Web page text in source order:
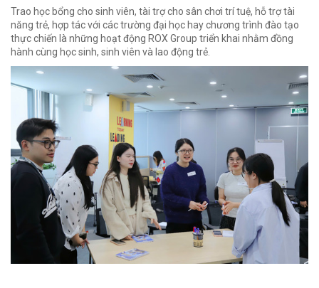
Trao học bổng cho sinh viên, tài trợ cho sân chơi trí tuệ, hỗ trợ tài
năng trẻ, hợp tác với các trường đại học hay chương trình đào tạo
thực chiến là những hoạt động ROX Group triển khai nhằm đồng
hành cùng học sinh, sinh viên và lao động trẻ.